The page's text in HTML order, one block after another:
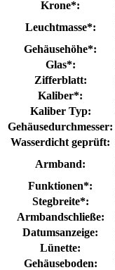
Krone*:
Leuchtmasse*:
Gehäusehöhe*:
Glas*:
Zifferblatt:
Kaliber*:
Kaliber Typ:
Gehäusedurchmesser:
Wasserdicht geprüft:
Armband:
Funktionen*:
Stegbreite*:
Armbandschließe:
Datumsanzeige:
Lünette:
Gehäuseboden: